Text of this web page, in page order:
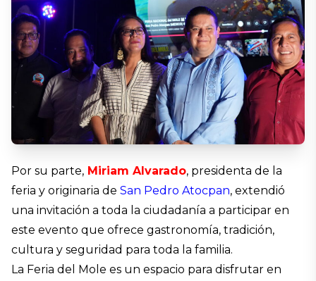
Por su parte, Miriam Alvarado, presidenta de la
feria y originaria de San Pedro Atocpan, extendió
una invitación a toda la ciudadanía a participar en
este evento que ofrece gastronomía, tradición,
cultura y seguridad para toda la familia.
La Feria del Mole es un espacio para disfrutar en